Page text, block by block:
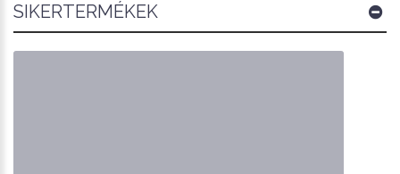
SIKERTERMÉKEK